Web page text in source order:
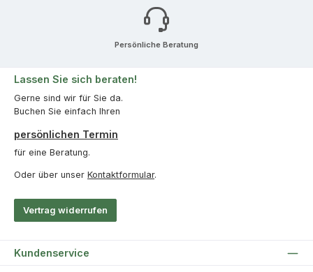
Persönliche Beratung
Lassen Sie sich beraten!
Gerne sind wir für Sie da.
Buchen Sie einfach Ihren
persönlichen Termin
für eine Beratung.
Oder über unser Kontaktformular.
Vertrag widerrufen
Kundenservice